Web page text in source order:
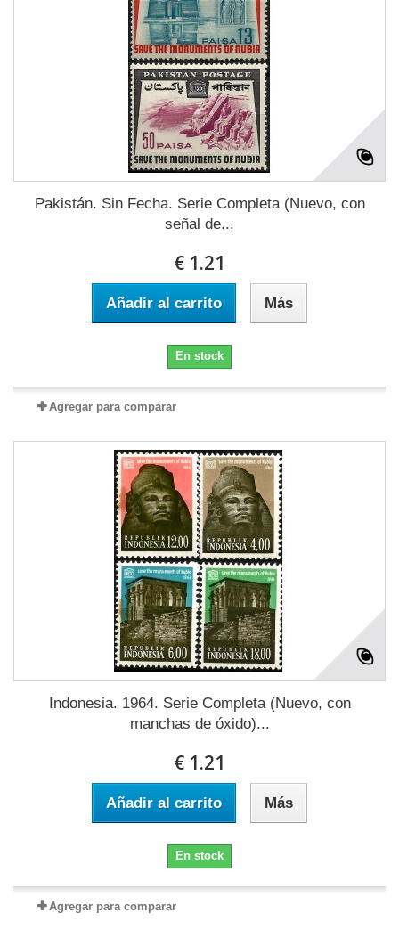
Pakistán. Sin Fecha. Serie Completa (Nuevo, con
señal de...
€ 1.21
Añadir al carrito Más
En stock
Agregar para comparar
Indonesia. 1964. Serie Completa (Nuevo, con
manchas de óxido)...
€ 1.21
Añadir al carrito Más
En stock
Agregar para comparar